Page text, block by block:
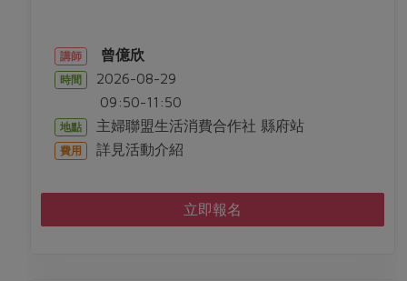
講師 曾億欣
時間 2026-08-29
09:50-11:50
地點 主婦聯盟生活消費合作社 縣府站
費用 詳見活動介紹
立即報名